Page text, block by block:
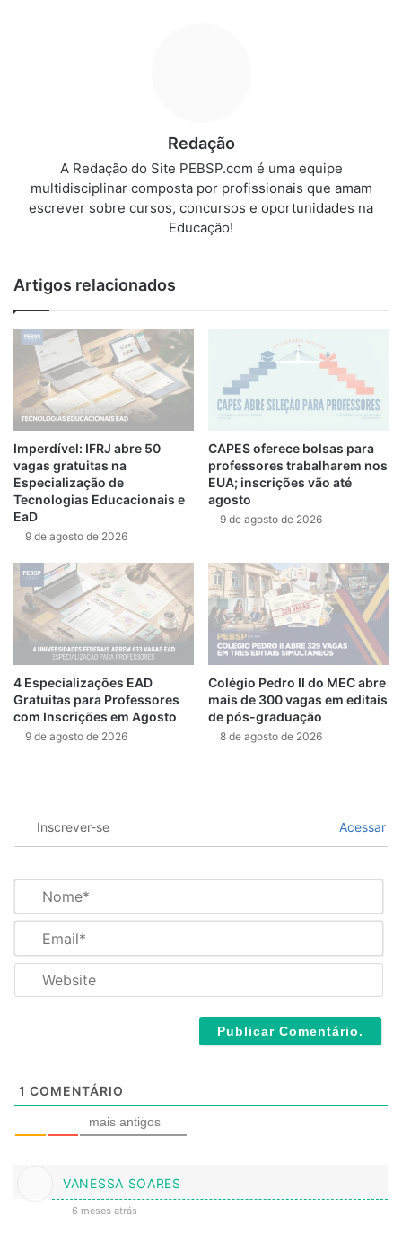
Redação
A Redação do Site PEBSP.com é uma equipe
multidisciplinar composta por profissionais que amam
escrever sobre cursos, concursos e oportunidades na
Educação!
Artigos relacionados
Imperdível: IFRJ abre 50
vagas gratuitas na
Especialização de
Tecnologias Educacionais e
EaD
9 de agosto de 2026
CAPES oferece bolsas para
professores trabalharem nos
EUA; inscrições vão até
agosto
9 de agosto de 2026
4 Especializações EAD
Gratuitas para Professores
com Inscrições em Agosto
9 de agosto de 2026
Colégio Pedro II do MEC abre
mais de 300 vagas em editais
de pós-graduação
8 de agosto de 2026
Inscrever-se Acessar
m
*a
l
1 COMENTÁRIO
mais antigos
VANESSA SOARES
6 meses atrás